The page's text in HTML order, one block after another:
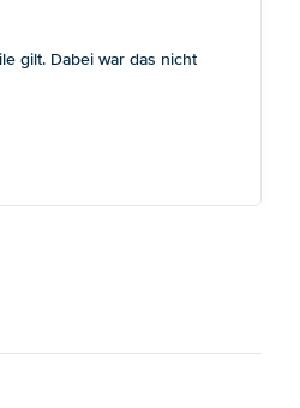
gilt. Dabei war das nicht